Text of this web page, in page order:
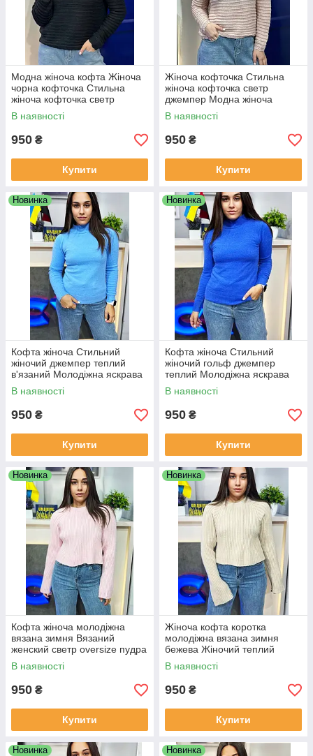
Модна жіноча кофта Жіноча
чорна кофточка Стильна
жіноча кофточка светр
джемпер
В наявності
950 ₴
Купити
Жіноча кофточка Стильна
жіноча кофточка светр
джемпер Модна жіноча
кофта
В наявності
950 ₴
Купити
Новинка
Кофта жіноча Стильний
жіночий джемпер теплий
в'язаний Молодіжна яскрава
кофта травка ярко голубого
кольору
В наявності
950 ₴
Купити
Новинка
Кофта жіноча Стильний
жіночий гольф джемпер
теплий Молодіжна яскрава
кофта травка ярко синього
кольору
В наявності
950 ₴
Купити
Новинка
Кофта жіноча молодіжна
вязана зимня Вязаний
женский светр oversize пудра
однотонний вільного крою
В наявності
950 ₴
Купити
Новинка
Жіноча кофта коротка
молодіжна вязана зимня
бежева Жіночий теплий
светр oversize однотонний
вільного крою
В наявності
950 ₴
Купити
Новинка Новинка